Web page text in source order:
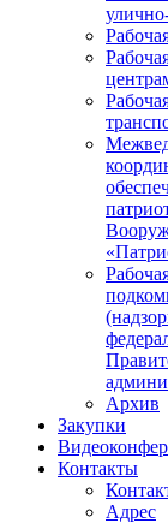
Архив
Закупки
Контакты
Адрес